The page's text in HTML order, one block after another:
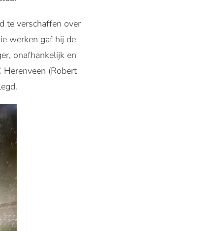
te verschaffen over
werken gaf hij de
onafhankelijk en
(Robert